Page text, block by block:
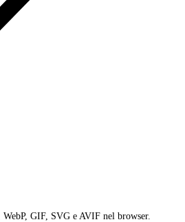
GIF, SVG e AVIF nel browser.